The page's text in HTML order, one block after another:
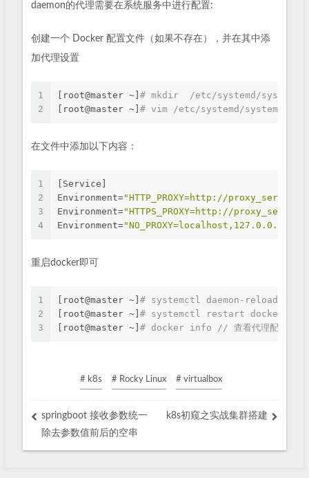
daemon的代理需要在系统服务中进行配置:
创建一个 Docker 配置文件（如果不存在），并在其中添
加代理设置
1
2
[root@master ~] # mkdir  /etc/systemd/system/
[root@master ~] # vim /etc/systemd/system/
在文件中添加以下内容：
1
2
3
4
[Service]
Environment="HTTP_PROXY=http://
Environment="HTTPS_PROXY=http://
Environment="NO_PROXY=localhost,127.0.0.1"
重启docker即可
1
2
3
[root@master ~] # systemctl daemon-reload
[root@master ~] # systemctl restart docker
[root@master ~] # docker info // 查看代理配置是否
# k8s # Rocky Linux # virtualbox
springboot 接收参数统一
除去参数值前后的空串
k8s初窥之实战集群搭建